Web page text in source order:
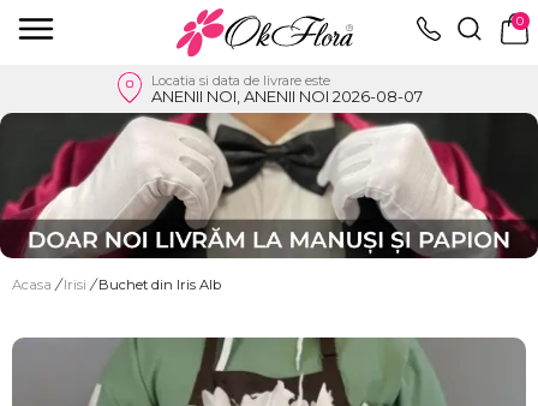
0
Locatia si data de livrare este
ANENII NOI, ANENII NOI 2026-08-07
Acasa / Irisi / Buchet din Iris Alb